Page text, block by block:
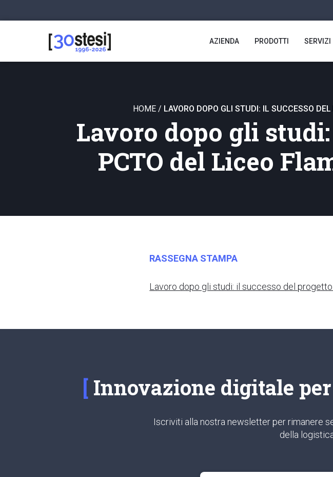
AZIENDA PRODOTTI SERVIZI
HOME/ LAVORO DOPO GLI STUDI: IL SUCCESSO
Lavoro dopo gli
PCTO del Liceo
RASSEGNA STAMPA
Lavoro dopo gli studi: il successo del
Innovazione digitale
Iscriviti alla nostra newsletter per rimanere
della